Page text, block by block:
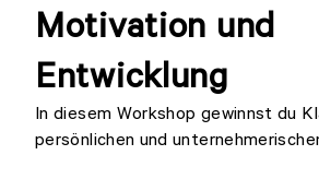
Motivation und
Entwicklung
In diesem Workshop gewinnst du
persönlichen und